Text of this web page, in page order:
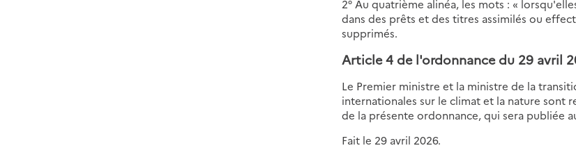
2° Au quatrième alinéa, les mots : «
dans des prêts et des titres assimilés ou
supprimés.
Article 4 de l'ordonnance du 29 avril
Le Premier ministre et la ministre de la
internationales sur le climat et la nature sont
de la présente ordonnance, qui sera publiée
Fait le 29 avril 2026.